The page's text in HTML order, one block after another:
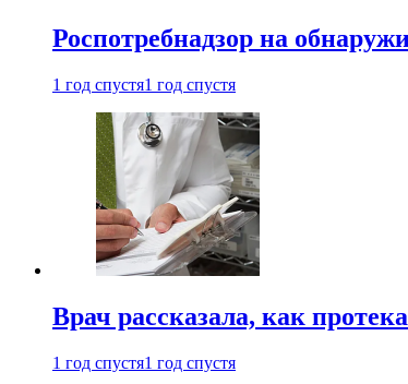
Роспотребнадзор на
1 год спустя1 год спустя
Врач рассказала, как
1 год спустя1 год спустя